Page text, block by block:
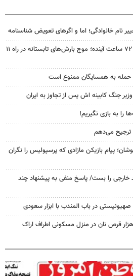
نام خانوادگی؛ اما و اگرهای تعویض شناسنامه
وضعیت جوی کشور در ۷۲ ساعت آینده؛ موج بارش‌های تابستانه در راه ۱۱
حمله به همسایگان ممنوع است
جنگ کابینه اش پس از تجاوز به ایران
را به بازی نگیریم!
ترجیح می‌دهم
پیام بازیکن مازادی که پرسپولیس را نگران
خارجی را بست/ پاسخ منفی به پیشنهاد چند
در باب المندب با ابزار سعودی
قرص نان در منزل مسکونی اطراف اراک